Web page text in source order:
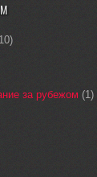
за рубежом (1)